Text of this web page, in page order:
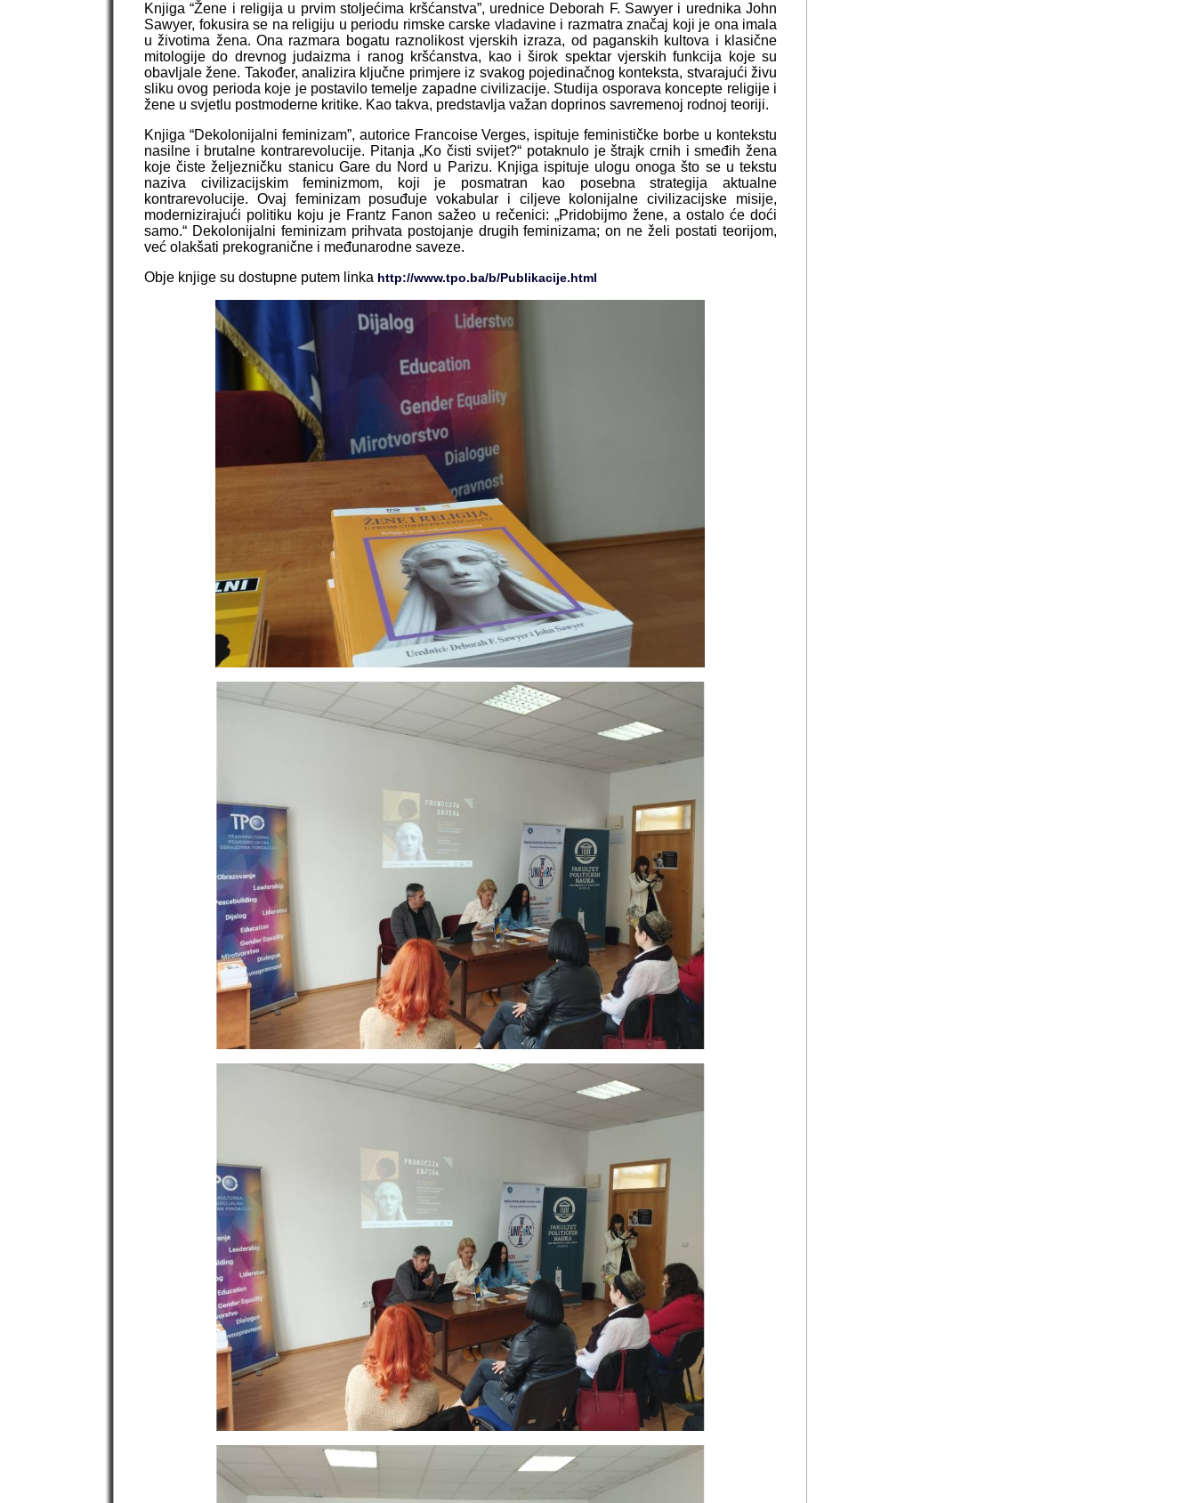
Knjiga “Žene i religija u prvim stoljećima kršćanstva”, urednice Deborah F. Sawyer i urednika John
Sawyer, fokusira se na religiju u periodu rimske carske vladavine i razmatra značaj koji je ona imala
u životima žena. Ona razmara bogatu raznolikost vjerskih izraza, od paganskih kultova i klasične
mitologije do drevnog judaizma i ranog kršćanstva, kao i širok spektar vjerskih funkcija koje su
obavljale žene. Također, analizira ključne primjere iz svakog pojedinačnog konteksta, stvarajući živu
sliku ovog perioda koje je postavilo temelje zapadne civilizacije. Studija osporava koncepte religije i
žene u svjetlu postmoderne kritike. Kao takva, predstavlja važan doprinos savremenoj rodnoj teoriji.
Knjiga “Dekolonijalni feminizam”, autorice Francoise Verges, ispituje feminističke borbe u kontekstu
nasilne i brutalne kontrarevolucije. Pitanja „Ko čisti svijet?“ potaknulo je štrajk crnih i smeđih žena
koje čiste željezničku stanicu Gare du Nord u Parizu. Knjiga ispituje ulogu onoga što se u tekstu
naziva civilizacijskim feminizmom, koji je posmatran kao posebna strategija aktualne
kontrarevolucije. Ovaj feminizam posuđuje vokabular i ciljeve kolonijalne civilizacijske misije,
modernizirajući politiku koju je Frantz Fanon sažeo u rečenici: „Pridobijmo žene, a ostalo će doći
samo.“ Dekolonijalni feminizam prihvata postojanje drugih feminizama; on ne želi postati teorijom,
već olakšati prekogranične i međunarodne saveze.
Obje knjige su dostupne putem linka http://www.tpo.ba/b/Publikacije.html